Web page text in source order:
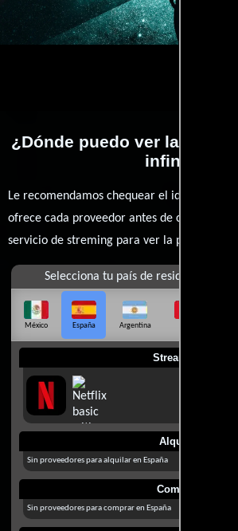
¿Dónde puedo ver la
infinito?
Le recomendamos chequear el idioma,
ofrece cada proveedor antes de comprar,
servicio de streming para ver la películas.
Selecciona tu país de residencia
México España Argentina
Streaming
Alquilar
Sin proveedores para alquilar en España
Comprar
Sin proveedores para comprar en España